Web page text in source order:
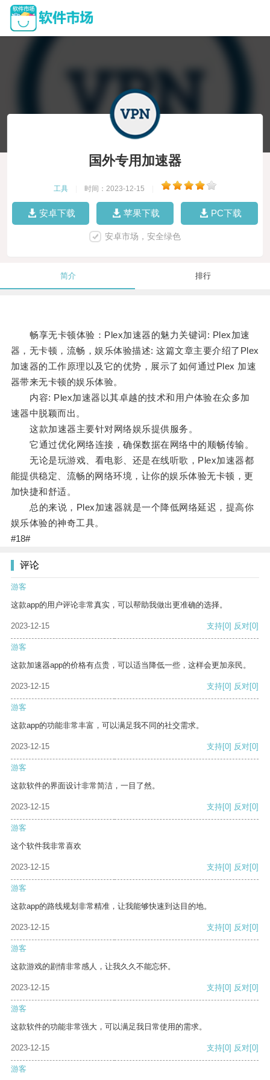
国外专用加速器
工具 时间：2023-12-15
安卓下载 苹果下载 PC下载
安卓市场，安全绿色
简介 排行
畅享无卡顿体验：Plex加速器的魅力关键词: Plex加速
器，无卡顿，流畅，娱乐体验描述: 这篇文章主要介绍了Plex
加速器的工作原理以及它的优势，展示了如何通过Plex 加速
器带来无卡顿的娱乐体验。
内容: Plex加速器以其卓越的技术和用户体验在众多加
速器中脱颖而出。
这款加速器主要针对网络娱乐提供服务。
它通过优化网络连接，确保数据在网络中的顺畅传输。
无论是玩游戏、看电影、还是在线听歌，Plex加速器都
能提供稳定、流畅的网络环境，让你的娱乐体验无卡顿，更
加快捷和舒适。
总的来说，Plex加速器就是一个降低网络延迟，提高你
娱乐体验的神奇工具。
#18#
评论
游客
这款app的用户评论非常真实，可以帮助我做出更准确的选择。
2023-12-15 支持[0] 反对[0]
游客
这款加速器app的价格有点贵，可以适当降低一些，这样会更加亲民。
2023-12-15 支持[0] 反对[0]
游客
这款app的功能非常丰富，可以满足我不同的社交需求。
2023-12-15 支持[0] 反对[0]
游客
这款软件的界面设计非常简洁，一目了然。
2023-12-15 支持[0] 反对[0]
游客
这个软件我非常喜欢
2023-12-15 支持[0] 反对[0]
游客
这款app的路线规划非常精准，让我能够快速到达目的地。
2023-12-15 支持[0] 反对[0]
游客
这款游戏的剧情非常感人，让我久久不能忘怀。
2023-12-15 支持[0] 反对[0]
游客
这款软件的功能非常强大，可以满足我日常使用的需求。
2023-12-15 支持[0] 反对[0]
游客